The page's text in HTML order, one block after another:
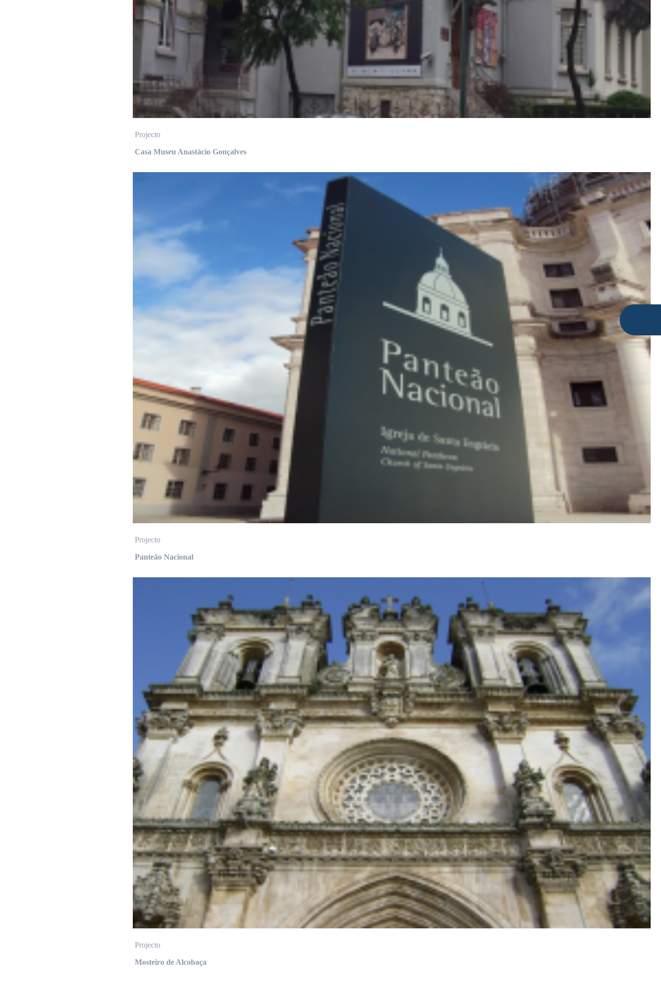
Projecto
Casa Museu Anastácio Gonçalves
Projecto
Panteão Nacional
Projecto
Mosteiro de Alcobaça